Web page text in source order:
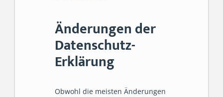
Änderungen der
Datenschutz-
Erklärung
Obwohl die meisten Änderungen